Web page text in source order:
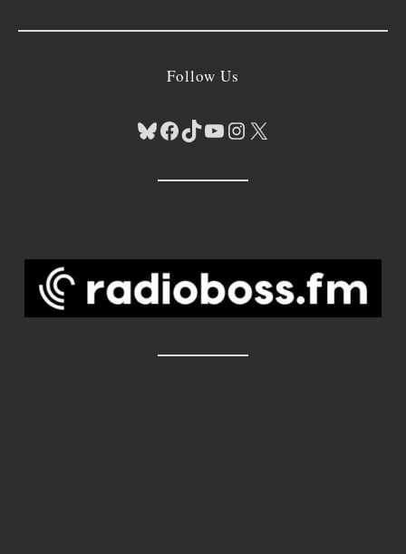
Follow Us